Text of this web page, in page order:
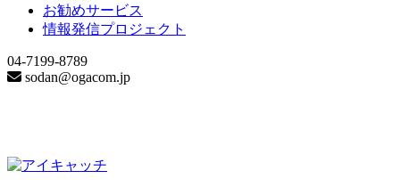
お勧めサービス
情報発信プロジェクト
04-7199-8789
sodan@ogacom.jp